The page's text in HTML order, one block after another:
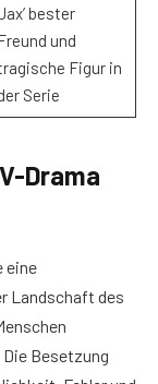
bester
und
Figur in
Serie
Drama
eine
Landschaft des
Besetzung